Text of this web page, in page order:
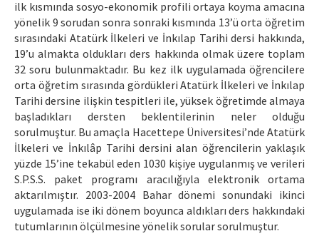
ilk kısmında sosyo-ekonomik profili ortaya koyma amacına
yönelik 9 sorudan sonra sonraki kısmında 13’ü orta öğretim
sırasındaki Atatürk İlkeleri ve İnkılap Tarihi dersi hakkında,
19’u almakta oldukları ders hakkında olmak üzere toplam
32 soru bulunmaktadır. Bu kez ilk uygulamada öğrencilere
orta öğretim sırasında gördükleri Atatürk İlkeleri ve İnkılap
Tarihi dersine ilişkin tespitleri ile, yüksek öğretimde almaya
başladıkları dersten beklentilerinin neler olduğu
sorulmuştur. Bu amaçla Hacettepe Üniversitesi’nde Atatürk
İlkeleri ve İnkılâp Tarihi dersini alan öğrencilerin yaklaşık
yüzde 15’ine tekabül eden 1030 kişiye uygulanmış ve verileri
S.P.S.S. paket programı aracılığıyla elektronik ortama
aktarılmıştır. 2003-2004 Bahar dönemi sonundaki ikinci
uygulamada ise iki dönem boyunca aldıkları ders hakkındaki
tutumlarının ölçülmesine yönelik sorular sorulmuştur.